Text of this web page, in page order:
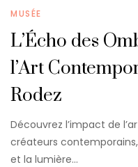
MUSÉE
L’Écho des
l’Art
Rodez
Découvrez l’impact de
créateurs
et la lumière…